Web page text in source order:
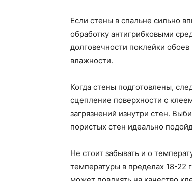
Если стены в спальне сильно
обработку антигрибковыми
долговечности поклейки
влажности.
Когда стены подготовлены,
сцепление поверхности с
загрязнений изнутри стен.
пористых стен идеально
Не стоит забывать и о
температуры в пределах 18-22